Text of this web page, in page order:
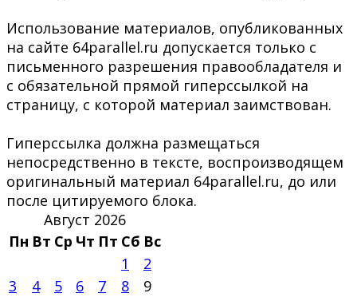
Использование материалов, опубликованных
на сайте 64parallel.ru допускается только с
письменного разрешения правообладателя и
с обязательной прямой гиперссылкой на
страницу, с которой материал заимствован.
Гиперссылка должна размещаться
непосредственно в тексте, воспроизводящем
оригинальный материал 64parallel.ru, до или
после цитируемого блока.
Август 2026
Пн Вт Ср Чт Пт Сб Вс
1
2
3
4 5 6 7 8
9